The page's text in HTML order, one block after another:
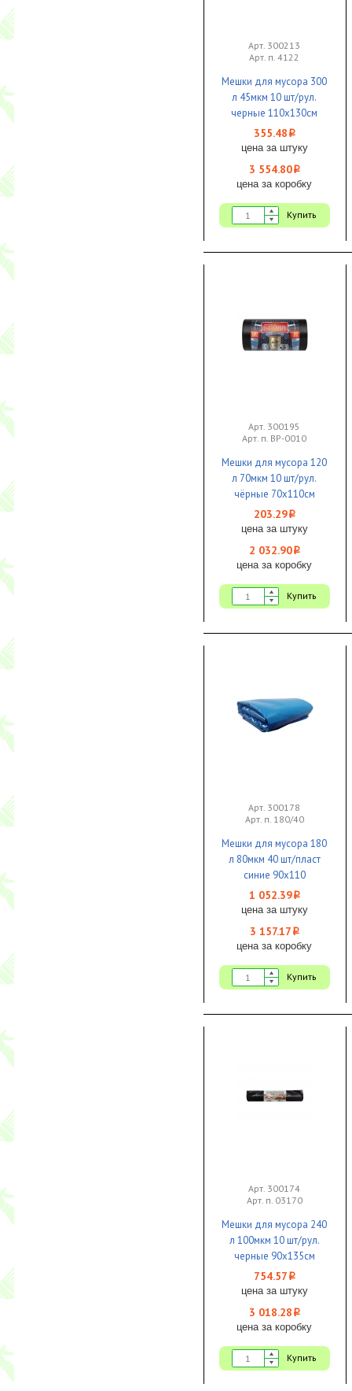
Арт. 300213
Арт. п. 4122
Мешки для мусора 300
л 45мкм 10 шт/рул.
черные 110х130см
Ecoclean 1/10 КБ
355.48 i
цена за штуку
3 554.80i
цена за коробку
Купить
Арт. 300195
Арт. п. ВР-0010
Мешки для мусора 120
л 70мкм 10 шт/рул.
чёрные 70х110см
двухслойные Броня
1/10
203.29i
цена за штуку
2 032.90i
цена за коробку
Купить
Арт. 300178
Арт. п. 180/40
Мешки для мусора 180
л 80мкм 40 шт/пласт
синие 90х110
особопрочные 1/3
1 052.39i
цена за штуку
3 157.17 i
цена за коробку
Купить
Арт. 300174
Арт. п. 03170
Мешки для мусора 240
л 100мкм 10 шт/рул.
черные 90х135см
Особопрочные 1/4 КБ
754.57 i
цена за штуку
3 018.28 i
цена за коробку
Купить